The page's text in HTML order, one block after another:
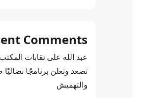
Comments
عبد الله على نقابات
تصعد وتعلن برنامجًا نضاليًا
والتهميش